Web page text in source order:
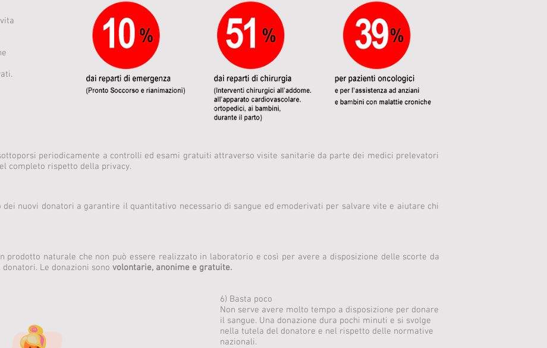
periodicamente a controlli ed esami gratuiti attraverso visite sanitarie da parte dei medici prelevatori
completo rispetto della privacy.
dei nuovi donatori a garantire il quantitativo necessario di sangue ed emoderivati per salvare vite e aiutare chi
prodotto naturale che non può essere realizzato in laboratorio e così per avere a disposizione delle scorte da
Le donazioni sono volontarie, anonime e gratuite.
6) Basta poco
Non serve avere molto tempo a disposizione per donare
il sangue. Una donazione dura pochi minuti e si svolge
nella tutela del donatore e nel rispetto delle normative
nazionali.